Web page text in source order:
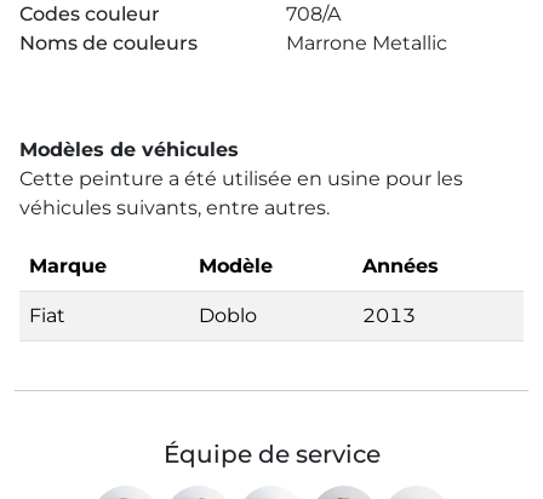
Codes couleur
708/A
Noms de couleurs
Marrone Metallic
Modèles de véhicules
Cette peinture a été utilisée en usine pour les
véhicules suivants, entre autres.
Marque Modèle Années
Fiat Doblo 2013
Équipe de service